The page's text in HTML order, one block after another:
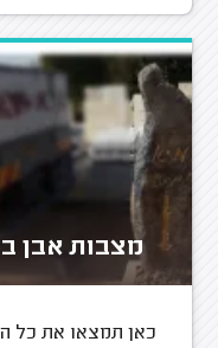
מצבות אבן
כאן תמצאו את כל